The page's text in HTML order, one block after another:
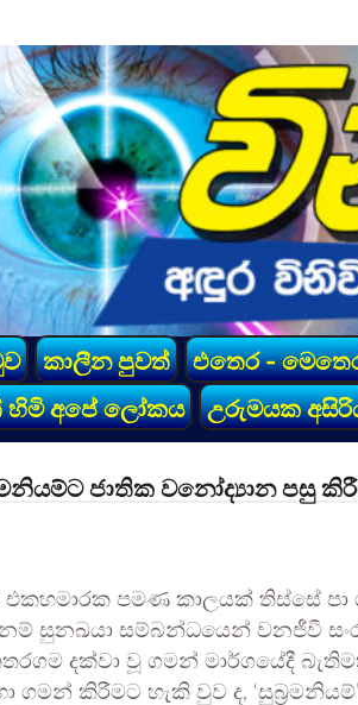
කාලීන පුවත් එතෙර -
අපේ ලෝකය
උරුමයක
ජාතික වනෝද්‍යාන පසු
එකහමාරක පමණ කාලයක් තිස්සේ
නම් සුනඛයා සම්බන්ධයෙන් වනජීවී
දක්වා වූ ගමන් මාර්ගයේදී
ගමන් කිරීමට හැකි වුව ද,